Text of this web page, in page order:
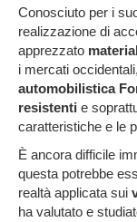
Conosciuto per i
realizzazione di
apprezzato
i mercati
automobilistica
resistenti e
caratteristiche e le
È ancora difficile
questa potrebbe
realtà applicata sui
ha valutato e